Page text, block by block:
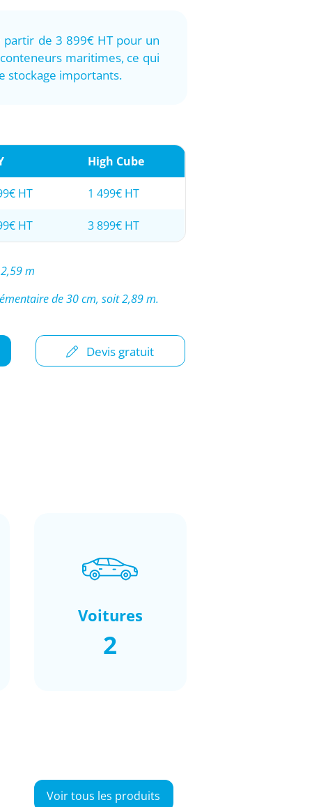
partir de 3 899€ HT pour un
maritimes, ce qui
stockage importants.
High Cube
HT 1 499€ HT
HT 3 899€ HT
m
de 30 cm, soit 2,89 m.
Devis gratuit
Voitures
2
Voir tous les produits